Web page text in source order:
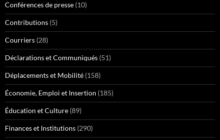
Conférences de presse (10)
Contributions (5)
Courriers (28)
Déclarations et Communiqués (51)
Déplacements et Mobilité (158)
Économie, Emploi et Insertion (185)
Éducation et Culture (89)
Finances et Institutions (290)